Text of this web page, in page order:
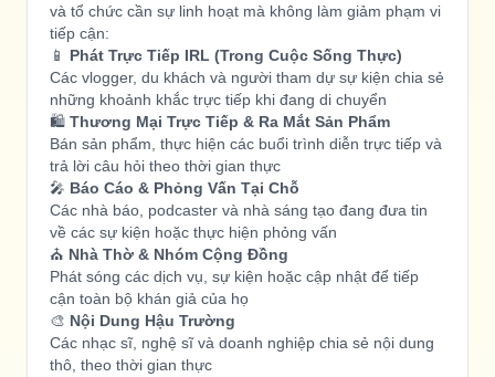
và tổ chức cần sự linh hoạt mà không làm giảm phạm vi
tiếp cận:
📱 Phát Trực Tiếp IRL (Trong Cuộc Sống Thực)
Các vlogger, du khách và người tham dự sự kiện chia sẻ
những khoảnh khắc trực tiếp khi đang di chuyển
🛍️ Thương Mại Trực Tiếp & Ra Mắt Sản Phẩm
Bán sản phẩm, thực hiện các buổi trình diễn trực tiếp và
trả lời câu hỏi theo thời gian thực
🎤 Báo Cáo & Phỏng Vấn Tại Chỗ
Các nhà báo, podcaster và nhà sáng tạo đang đưa tin
về các sự kiện hoặc thực hiện phỏng vấn
⛪ Nhà Thờ & Nhóm Cộng Đồng
Phát sóng các dịch vụ, sự kiện hoặc cập nhật để tiếp
cận toàn bộ khán giả của họ
🎨 Nội Dung Hậu Trường
Các nhạc sĩ, nghệ sĩ và doanh nghiệp chia sẻ nội dung
thô, theo thời gian thực